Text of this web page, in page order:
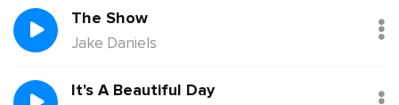
The Show
Jake Daniels
It's A Beautiful Day